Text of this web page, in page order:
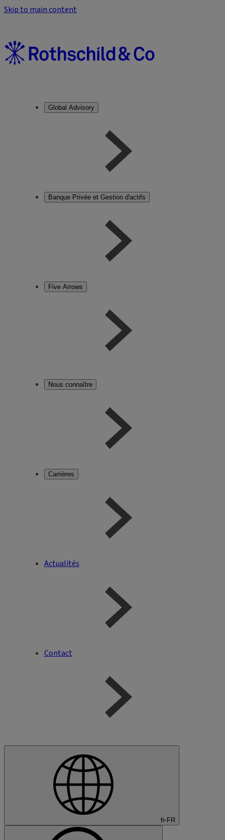
Skip to main content
Global Advisory
Banque Privée et Gestion d'actifs
Five Arrows
Nous connaître
Carrières
Actualités
Contact
fr-FR